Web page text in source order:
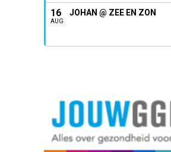
16
AUG
JOHAN @ ZEE EN ZON